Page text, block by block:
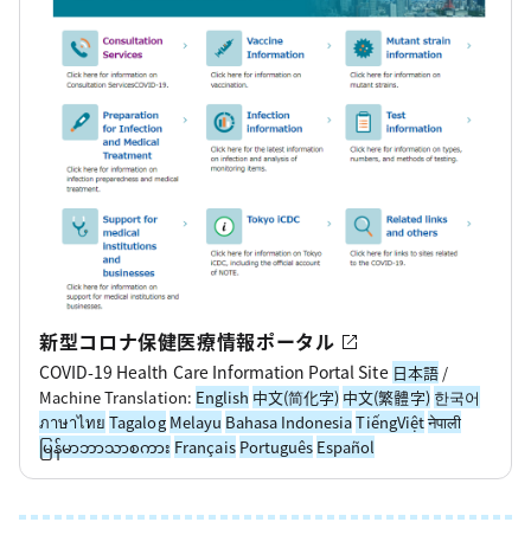
新型コロナ保健医療情報ポータル
COVID-19 Health Care Information Portal Site 日本語 /
Machine Translation: English 中文(简化字) 中文(繁體字) 한국어
ภาษาไทย Tagalog Melayu Bahasa IndonesiaTiếngViệtनेपाली
မြန်မာဘာသာစကား Français Português Español